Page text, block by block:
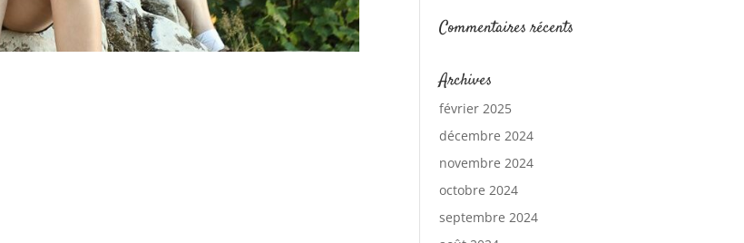
Commentaires récents
Archives
février 2025
décembre 2024
novembre 2024
octobre 2024
septembre 2024